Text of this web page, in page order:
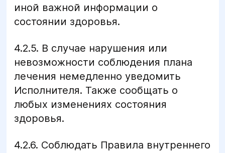
иной важной информации о
состоянии здоровья.
4.2.5. В случае нарушения или
невозможности соблюдения плана
лечения немедленно уведомить
Исполнителя. Также сообщать о
любых изменениях состояния
здоровья.
4.2.6. Соблюдать Правила внутреннего